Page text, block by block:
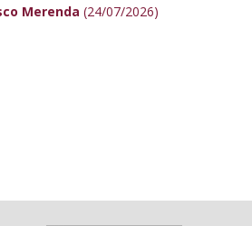
Merenda (24/07/2026)